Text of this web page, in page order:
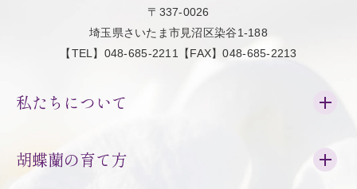
〒337-0026
埼玉県さいたま市見沼区染谷1-188
【TEL】048-685-2211【FAX】048-685-2213
私たちについて
胡蝶蘭の育て方